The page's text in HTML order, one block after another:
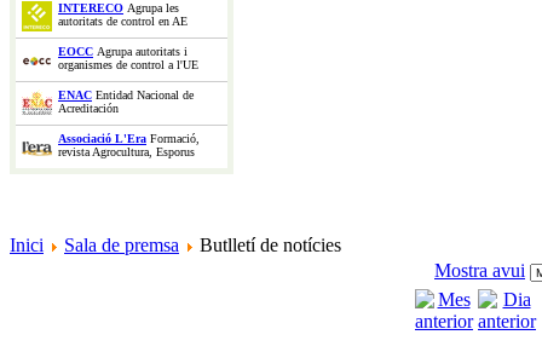
INTERECO Agrupa les
autoritats de control en AE
EOCC Agrupa autoritats i
organismes de control a l'UE
ENAC Entidad Nacional de
Acreditación
Associació L'Era Formació,
revista Agrocultura, Esporus
Inici Sala de premsa
Butlletí de notícies
Mostra avui